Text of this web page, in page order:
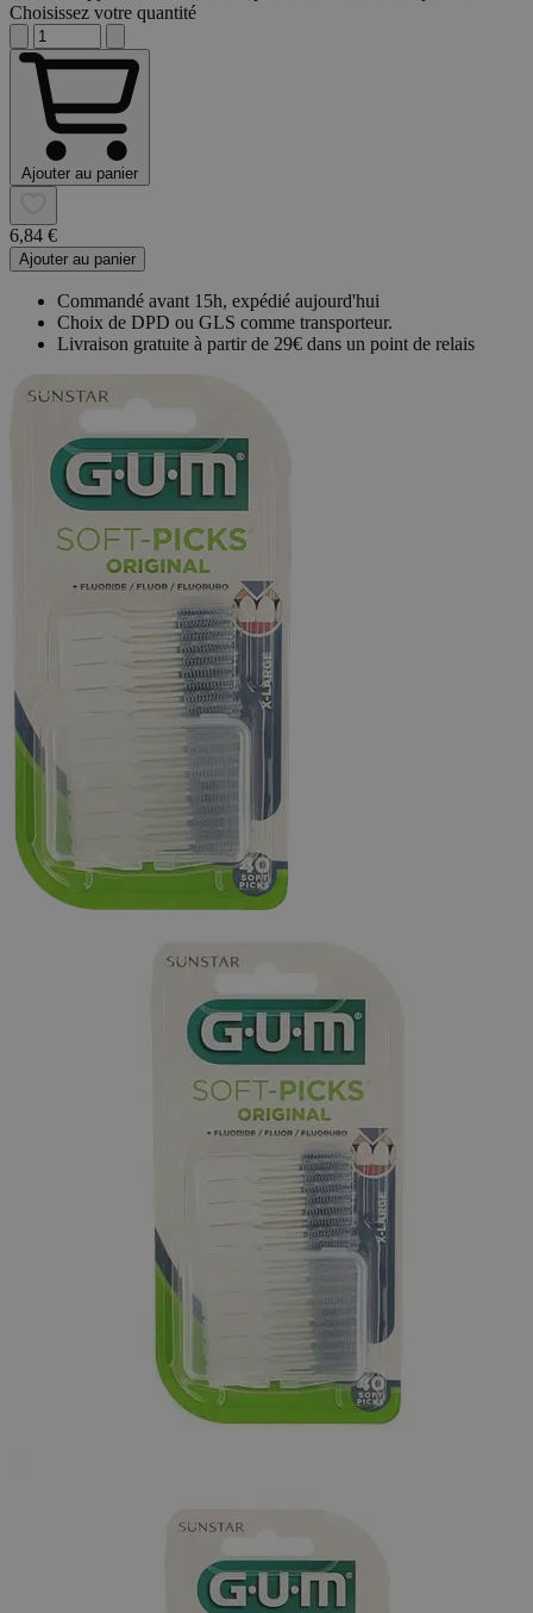
Choisissez votre quantité
Ajouter au panier
6,84 €
Ajouter au panier
Commandé avant 15h, expédié aujourd'hui
Choix de DPD ou GLS comme transporteur.
Livraison gratuite à partir de 29€ dans un point de relais